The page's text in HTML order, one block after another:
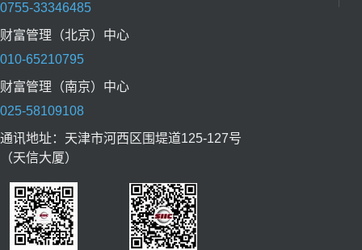
0755-33346485
财富管理（北京）中心
010-65210795
财富管理（南京）中心
025-58109108
通讯地址：天津市河西区围堤道125-127号
（天信大厦）